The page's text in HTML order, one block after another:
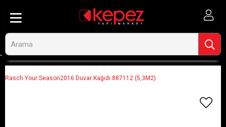
Rasch Your Season2016 Duvar Kağıdı 887112 (5,3M2)